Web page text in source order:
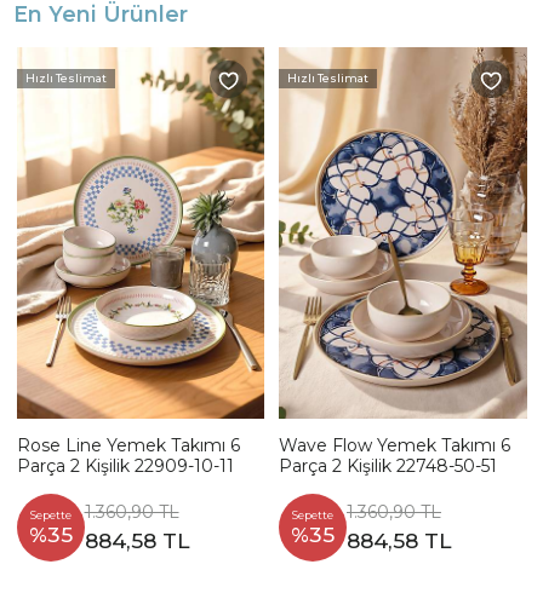
En Yeni Ürünler
Hızlı Teslimat
Rose Line Yemek Takımı 6
Parça 2 Kişilik 22909-10-11
Sepette
%35
1.360,90 TL
884,58 TL
Hızlı Teslimat
Wave Flow Yemek Takımı 6
Parça 2 Kişilik 22748-50-51
Sepette
%35
1.360,90 TL
884,58 TL